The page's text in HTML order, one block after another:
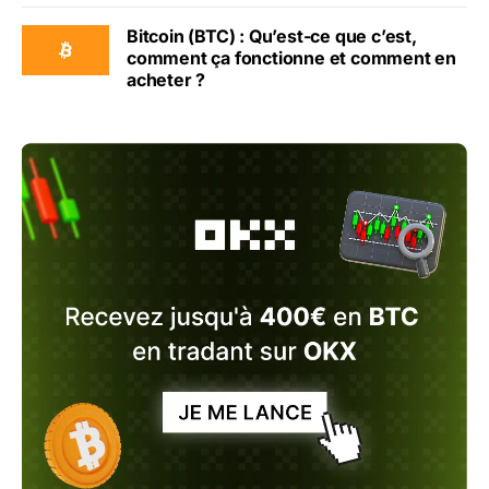
Bitcoin (BTC) : Qu’est-ce que c’est,
comment ça fonctionne et comment en
acheter ?